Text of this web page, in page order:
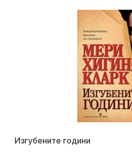
Изгубените години